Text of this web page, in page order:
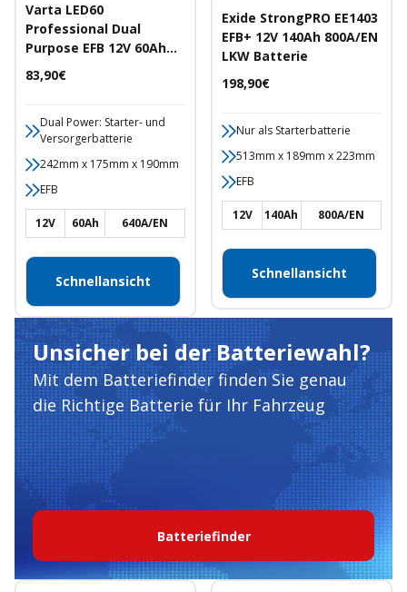
Varta LED60
Professional Dual
Purpose EFB 12V 60Ah
640A/EN Starter- und
Versorgerbatterie
Angebotspreis
83,90€
Dual Power: Starter- und
Versorgerbatterie
242mm x 175mm x 190mm
EFB
12V 60Ah 640A/EN
Schnellansicht
Exide StrongPRO EE1403
EFB+ 12V 140Ah 800A/EN
LKW Batterie
Angebotspreis
198,90€
Nur als Starterbatterie
513mm x 189mm x 223mm
EFB
12V 140Ah 800A/EN
Schnellansicht
Unsicher bei der Batteriewahl?
Mit dem Batteriefinder finden Sie genau
die Richtige Batterie für Ihr Fahrzeug
Batteriefinder